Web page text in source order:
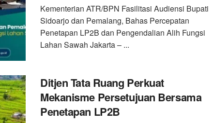
Kementerian ATR/BPN Fasilitasi Audiensi Bupati
Sidoarjo dan Pemalang, Bahas Percepatan
Penetapan LP2B dan Pengendalian Alih Fungsi
Lahan Sawah Jakarta – ...
Ditjen Tata Ruang Perkuat
Mekanisme Persetujuan Bersama
Penetapan LP2B